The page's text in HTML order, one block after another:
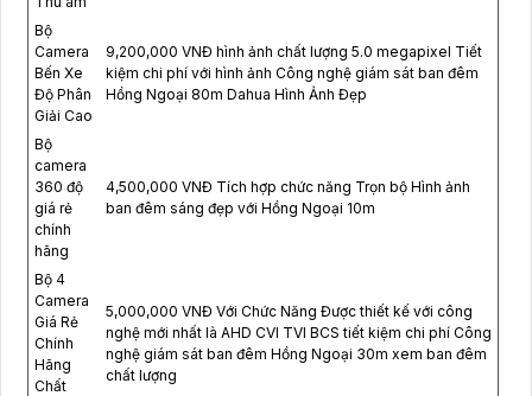
Bộ
Camera
Bến Xe
Độ Phân
Giải Cao
9,200,000 VNĐ hình ảnh chất lượng 5.0 megapixel Tiết
kiệm chi phí với hình ảnh Công nghệ giám sát ban đêm
Hồng Ngoại 80m Dahua Hình Ảnh Đẹp
Bộ
camera
360 độ
giá rẻ
chính
hãng
4,500,000 VNĐ Tích hợp chức năng Trọn bộ Hình ảnh
ban đêm sáng đẹp với Hồng Ngoại 10m
Bộ 4
Camera
Giá Rẻ
Chính
Hãng
Chất
5,000,000 VNĐ Với Chức Năng Được thiết kế với công
nghệ mới nhất là AHD CVI TVI BCS tiết kiệm chi phí Công
nghệ giám sát ban đêm Hồng Ngoại 30m xem ban đêm
chất lượng